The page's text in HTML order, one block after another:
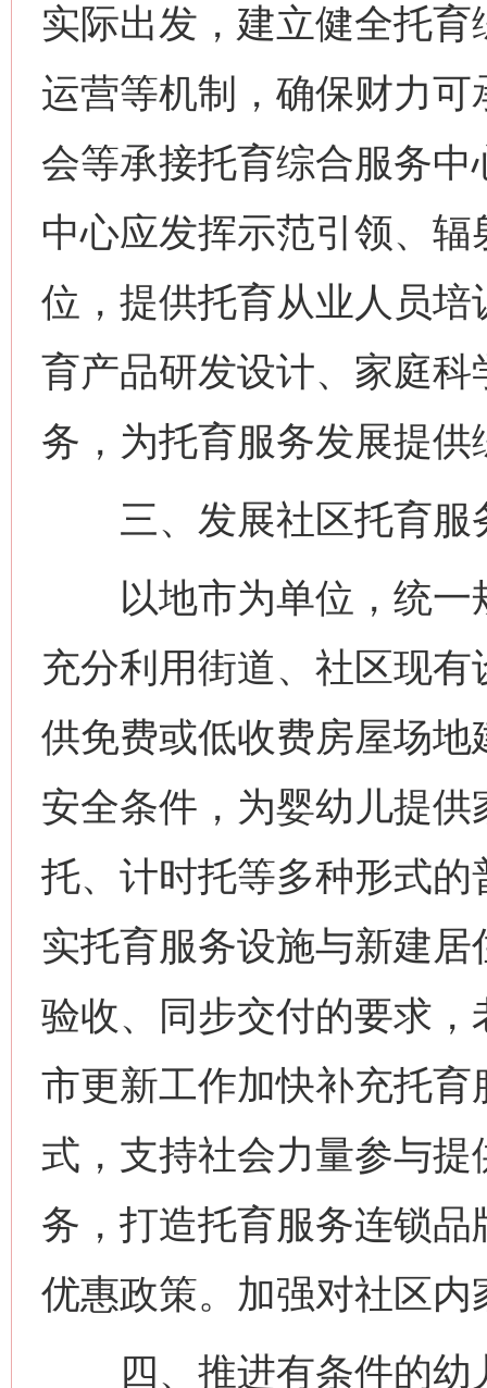
实际出发，建立健全托
运营等机制，确保财力
会等承接托育综合服务
中心应发挥示范引领、
位，提供托育从业人员
育产品研发设计、家庭
务，为托育服务发展提供
三、发展社区托育服
以地市为单位，统一
充分利用街道、社区现
供免费或低收费房屋场
安全条件，为婴幼儿提
托、计时托等多种形式
实托育服务设施与新建
验收、同步交付的要求
市更新工作加快补充托
式，支持社会力量参与
务，打造托育服务连锁
优惠政策。加强对社区
四、推进有条件的幼